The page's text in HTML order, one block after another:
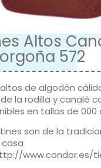
Altos
572
de algodón
la rodilla y canalé
en tallas de 000
son de la
www.condor.es/